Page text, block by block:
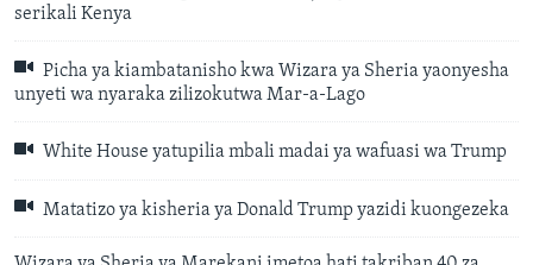
serikali Kenya
Picha ya kiambatanisho kwa Wizara ya Sheria yaonyesha
unyeti wa nyaraka zilizokutwa Mar-a-Lago
White House yatupilia mbali madai ya wafuasi wa Trump
Matatizo ya kisheria ya Donald Trump yazidi kuongezeka